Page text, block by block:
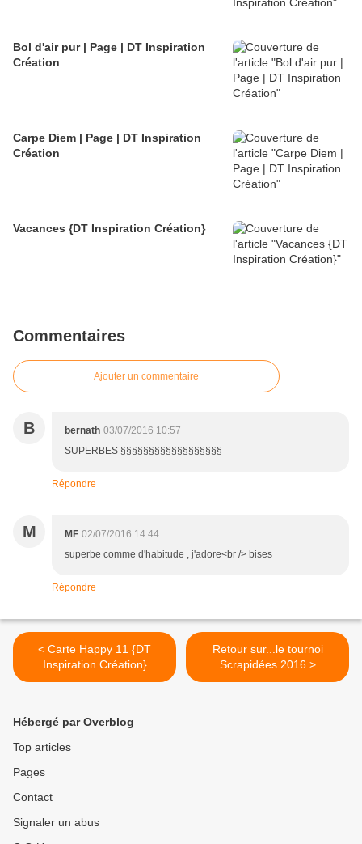
Bol d'air pur | Page | DT Inspiration
Création
Carpe Diem | Page | DT Inspiration
Création
Vacances {DT Inspiration Création}
Commentaires
Ajouter un commentaire
B bernath 03/07/2016 10:57
SUPERBES §§§§§§§§§§§§§§§§§§
Répondre
M MF 02/07/2016 14:44
superbe comme d'habitude , j'adore<br /> bises
Répondre
< Carte Happy 11 {DT
Inspiration Création}
Retour sur...le tournoi
Scrapidées 2016 >
Hébergé par Overblog
Top articles
Pages
Contact
Signaler un abus